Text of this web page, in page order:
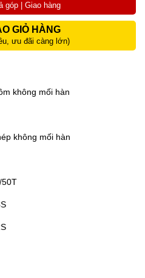
góp | Giao hàng
GIỎ HÀNG
ưu đãi càng lớn)
không mối hàn
không mối hàn
50T